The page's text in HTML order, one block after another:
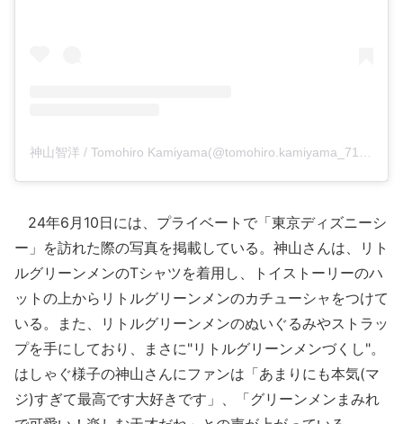
神山智洋 / Tomohiro Kamiyama(@tomohiro.kamiyama_71)がシェアした投稿
24年6月10日には、プライベートで「東京ディズニーシ
ー」を訪れた際の写真を掲載している。神山さんは、リト
ルグリーンメンのTシャツを着用し、トイストーリーのハ
ットの上からリトルグリーンメンのカチューシャをつけて
いる。また、リトルグリーンメンのぬいぐるみやストラッ
プを手にしており、まさに"リトルグリーンメンづくし"。
はしゃぐ様子の神山さんにファンは「あまりにも本気(マ
ジ)すぎて最高です大好きです」、「グリーンメンまみれ